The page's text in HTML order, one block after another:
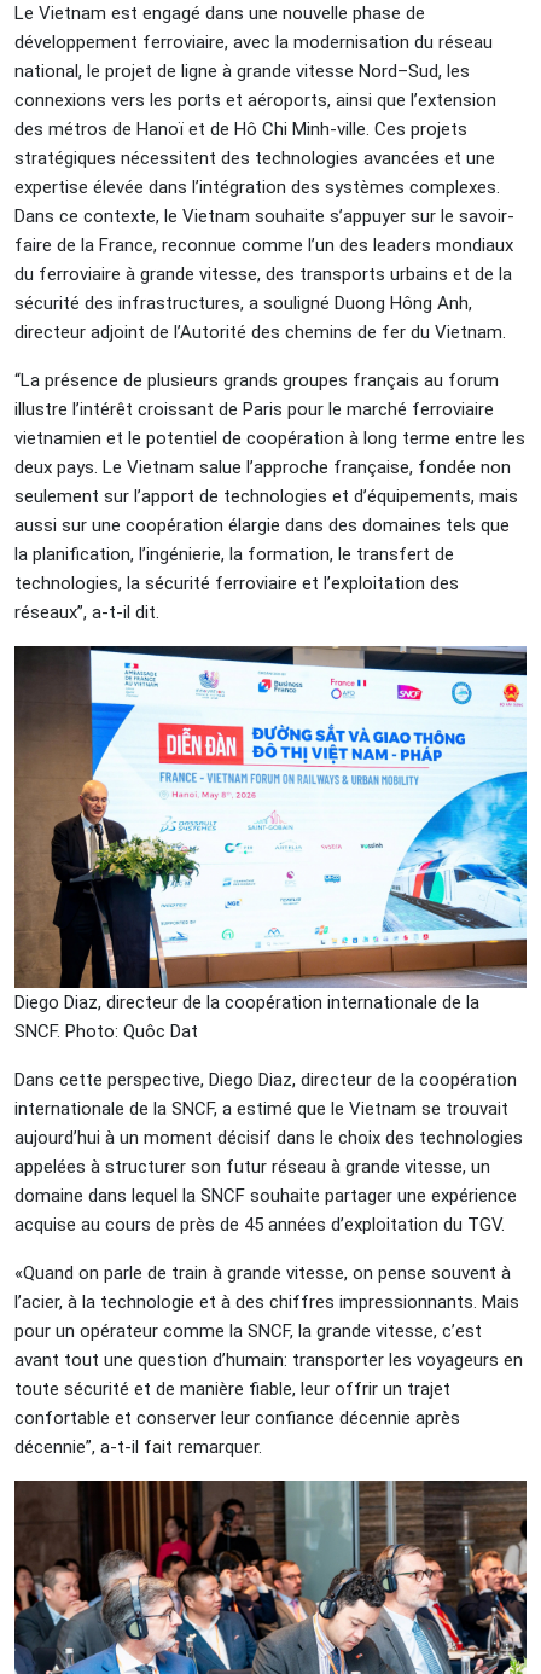
Le Vietnam est engagé dans une nouvelle phase de
développement ferroviaire, avec la modernisation du réseau
national, le projet de ligne à grande vitesse Nord–Sud, les
connexions vers les ports et aéroports, ainsi que l’extension
des métros de Hanoï et de Hô Chi Minh-ville. Ces projets
stratégiques nécessitent des technologies avancées et une
expertise élevée dans l’intégration des systèmes complexes.
Dans ce contexte, le Vietnam souhaite s’appuyer sur le savoir-
faire de la France, reconnue comme l’un des leaders mondiaux
du ferroviaire à grande vitesse, des transports urbains et de la
sécurité des infrastructures, a souligné Duong Hông Anh,
directeur adjoint de l’Autorité des chemins de fer du Vietnam.
“La présence de plusieurs grands groupes français au forum
illustre l’intérêt croissant de Paris pour le marché ferroviaire
vietnamien et le potentiel de coopération à long terme entre les
deux pays. Le Vietnam salue l’approche française, fondée non
seulement sur l’apport de technologies et d’équipements, mais
aussi sur une coopération élargie dans des domaines tels que
la planification, l’ingénierie, la formation, le transfert de
technologies, la sécurité ferroviaire et l’exploitation des
réseaux”, a-t-il dit.
Diego Diaz, directeur de la coopération internationale de la
SNCF. Photo: Quôc Dat
Dans cette perspective, Diego Diaz, directeur de la coopération
internationale de la SNCF, a estimé que le Vietnam se trouvait
aujourd’hui à un moment décisif dans le choix des technologies
appelées à structurer son futur réseau à grande vitesse, un
domaine dans lequel la SNCF souhaite partager une expérience
acquise au cours de près de 45 années d’exploitation du TGV.
«Quand on parle de train à grande vitesse, on pense souvent à
l’acier, à la technologie et à des chiffres impressionnants. Mais
pour un opérateur comme la SNCF, la grande vitesse, c’est
avant tout une question d’humain: transporter les voyageurs en
toute sécurité et de manière fiable, leur offrir un trajet
confortable et conserver leur confiance décennie après
décennie”, a-t-il fait remarquer.